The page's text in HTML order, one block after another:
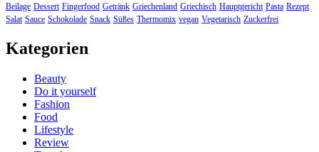
Beilage Dessert Fingerfood Getränk Griechenland Griechisch Hauptgericht Pasta Rezept
Salat Sauce Schokolade Snack Süßes Thermomix vegan Vegetarisch Zuckerfrei
Kategorien
Beauty
Do it yourself
Fashion
Food
Lifestyle
Review